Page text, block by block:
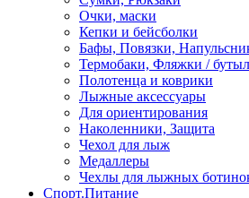
Очки, маски
Кепки и бейсболки
Бафы, Повязки,
Термобаки, Фляжки /
Полотенца и коврики
Лыжные аксессуары
Для ориентирования
Наколенники, Защита
Чехол для лыж
Медаллеры
Чехлы для лыжных
Спорт.Питание